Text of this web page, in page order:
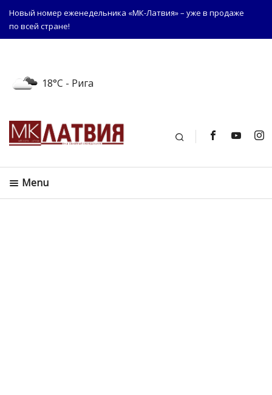
Новый номер еженедельника «МК-Латвия» – уже в продаже
по всей стране!
18°C - Рига
Поиск
Menu